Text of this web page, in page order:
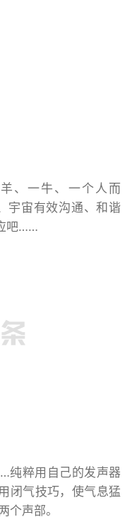
、一牛、一个人而
宇宙有效沟通、和谐
吧……
纯粹用自己的发声器
闭气技巧，使气息猛
个声部。